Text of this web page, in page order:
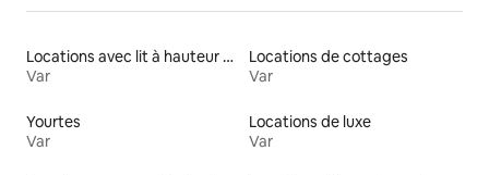
Locations avec lit à hauteur adaptée
Var
Locations de cottages
Var
Yourtes
Var
Locations de luxe
Var